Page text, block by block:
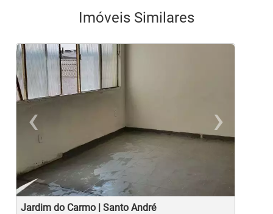
Imóveis Similares
‹
Previous
›
Jardim do Carmo | Santo André